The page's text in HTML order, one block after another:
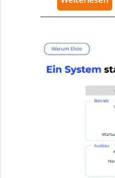
-
e
-
Z
N
a
R
o
o
t
i